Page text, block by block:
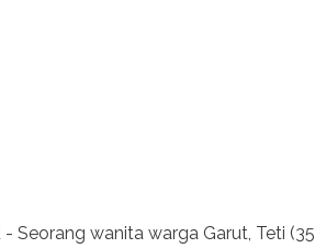
- Seorang wanita warga Garut, Teti